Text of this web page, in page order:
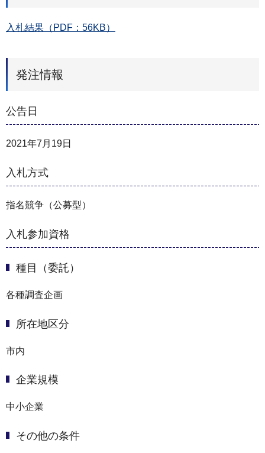
入札結果（PDF：56KB）
発注情報
公告日
2021年7月19日
入札方式
指名競争（公募型）
入札参加資格
種目（委託）
各種調査企画
所在地区分
市内
企業規模
中小企業
その他の条件